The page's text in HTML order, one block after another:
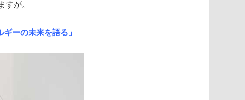
が。
ギーの未来を語る 」